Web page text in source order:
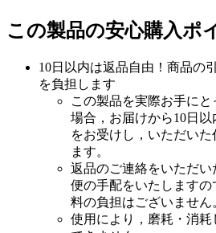
この製品の安心購入ポ
10日以内は返品自由！商品の
を負担します
この製品を実際お手に
場合，お届けから10日
をお受けし，いただい
ます。
返品のご連絡をいただい
便の手配をいたします
料の負担はございません
使用により，磨耗・消